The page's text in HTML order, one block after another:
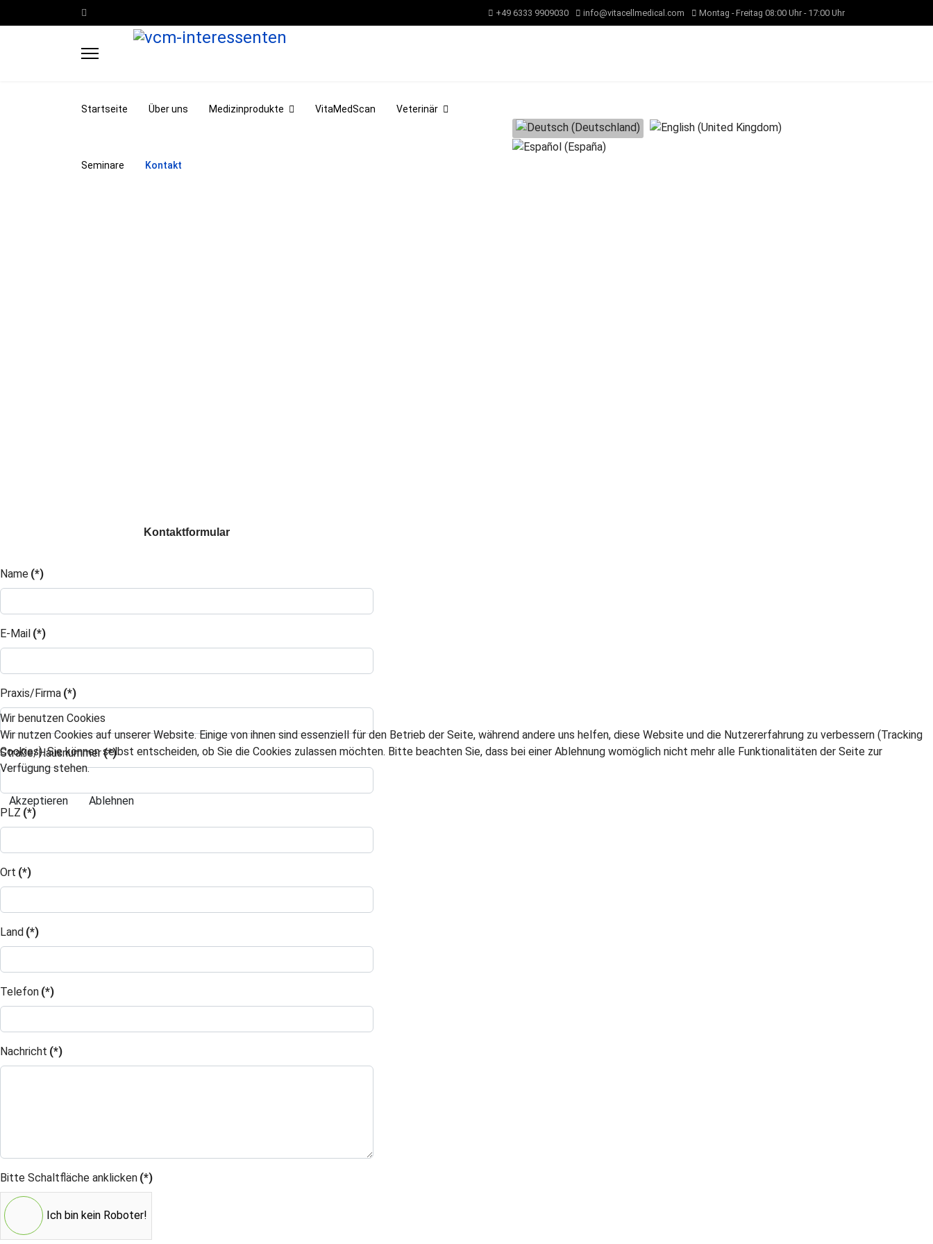
+49 6333 9909030 info@vitacellmedical.com Montag - Freitag 08:00 Uhr - 17:00 Uhr
Startseite Über uns Medizinprodukte VitaMedScan Veterinär
Seminare Kontakt
Sprache auswählen
Kontaktformular
Name (*)
E-Mail (*)
Praxis/Firma (*)
Straße/Hausnummer(*)
PLZ (*)
Ort (*)
Land (*)
Telefon (*)
Nachricht (*)
Bitte Schaltfläche anklicken (*)
Ich bin kein Roboter!
Wir benutzen Cookies
Wir nutzen Cookies auf unserer Website. Einige von ihnen sind essenziell für den Betrieb der Seite, während andere uns helfen, diese Website und die Nutzererfahrung zu verbessern (Tracking
Cookies). Sie können selbst entscheiden, ob Sie die Cookies zulassen möchten. Bitte beachten Sie, dass bei einer Ablehnung womöglich nicht mehr alle Funktionalitäten der Seite zur
Verfügung stehen.
Akzeptieren Ablehnen